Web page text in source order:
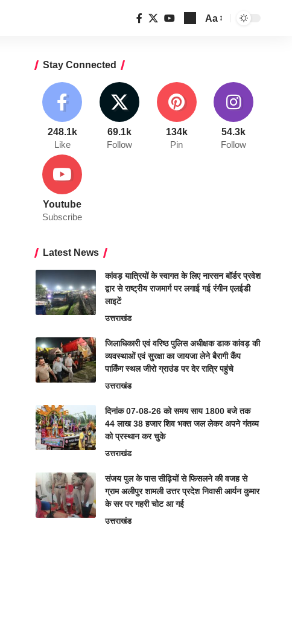
Aa
Stay Connected
248.1k
Like
69.1k
Follow
134k
Pin
54.3k
Follow
Youtube
Subscribe
Latest News
कांवड़ यात्रियों के स्वागत के लिए नारसन बॉर्डर प्रवेश
द्वार से राष्ट्रीय राजमार्ग पर लगाई गई रंगीन एलईडी
लाइटें
उत्तराखंड
जिलाधिकारी एवं वरिष्ठ पुलिस अधीक्षक डाक कांवड़ की
व्यवस्थाओं एवं सुरक्षा का जायजा लेने बैरागी कैंप
पार्किंग स्थल जीरो ग्राउंड पर देर रात्रि पहुंचे
उत्तराखंड
दिनांक 07-08-26 को समय साय 1800 बजे तक
44 लाख 38 हजार शिव भक्त जल लेकर अपने गंतव्य
को प्रस्थान कर चुके
उत्तराखंड
संजय पुल के पास सीढ़ियों से फिसलने की वजह से
ग्राम अलीपुर शामली उत्तर प्रदेश निवासी आर्यन कुमार
के सर पर गहरी चोट आ गई
उत्तराखंड